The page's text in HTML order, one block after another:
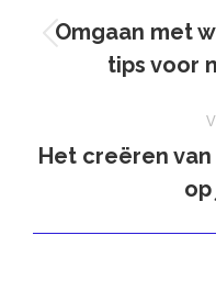
navigatie
Omgaan met
tips voor
Het creëren